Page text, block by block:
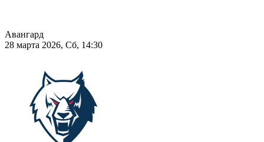
Авангард
28 марта 2026, Сб, 14:30